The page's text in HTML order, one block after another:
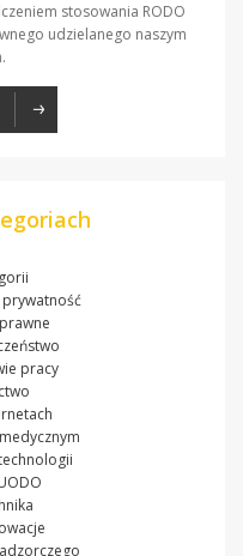
stosowania RODO
udzielanego naszym
pracy